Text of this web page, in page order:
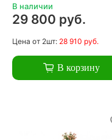
В наличии
29 800 руб.
Цена от 2шт: 28 910 руб.
В корзину